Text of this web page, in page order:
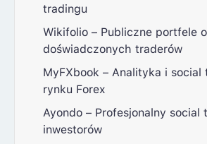
tradingu
Wikifolio – Publiczne portfele
doświadczonych traderów
MyFXbook – Analityka i social
rynku Forex
Ayondo – Profesjonalny social
inwestorów